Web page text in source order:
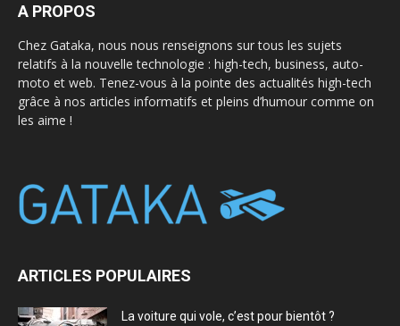
A PROPOS
Chez Gataka, nous nous renseignons sur tous les sujets
relatifs à la nouvelle technologie : high-tech, business, auto-
moto et web. Tenez-vous à la pointe des actualités high-tech
grâce à nos articles informatifs et pleins d’humour comme on
les aime !
ARTICLES POPULAIRES
La voiture qui vole, c’est pour bientôt ?